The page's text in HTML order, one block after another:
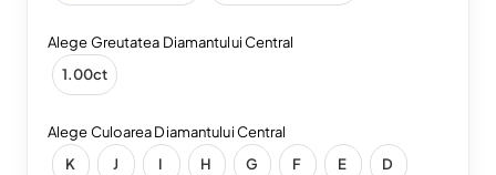
Alege Greutatea Diamantului Central
1.00ct
Alege Culoarea Diamantului Central
K
J I H G F E D